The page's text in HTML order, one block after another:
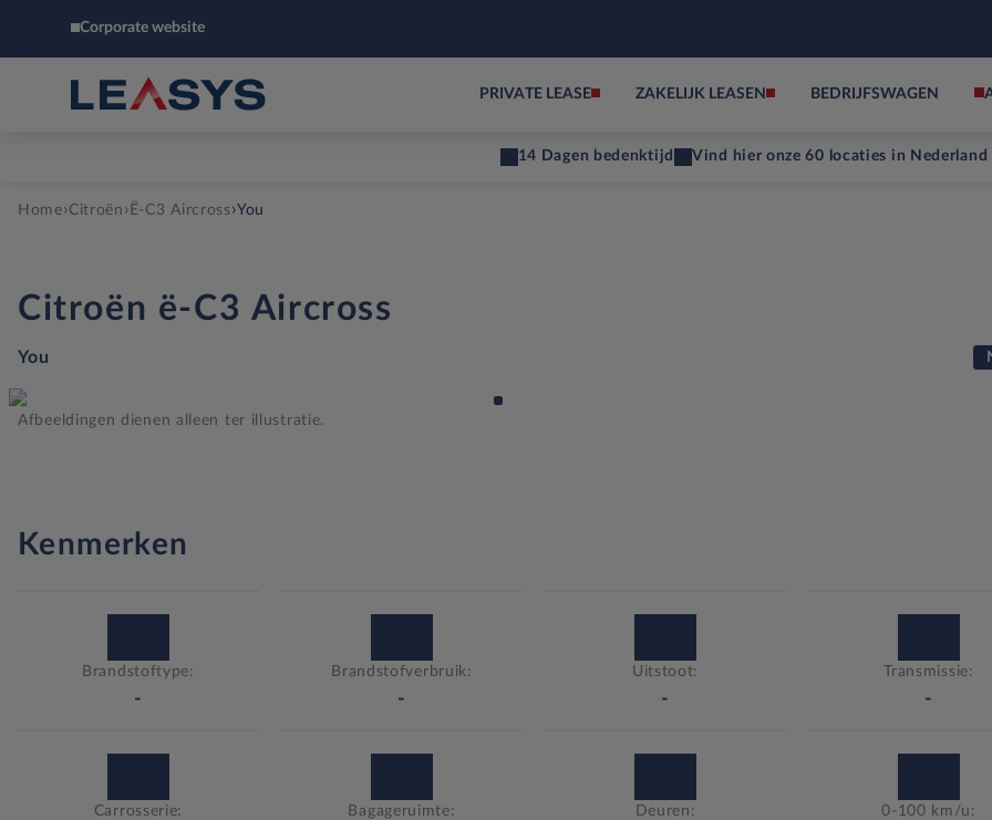
Corporate website
PRIVATE LEASE ZAKELIJK LEASEN BEDRIJFSWAGEN
14 Dagen bedenktijd Vind hier onze 60 locaties in Nederland
Home›Citroën › Ë-C3 Aircross›You
Citroën ë-C3 Aircross
You
Afbeeldingen dienen alleen ter illustratie.
Kenmerken
Brandstoftype:
-
Brandstofverbruik:
-
Uitstoot:
-
Transmissie:
-
Carrosserie: Bagageruimte: Deuren: 0-100 km/u: